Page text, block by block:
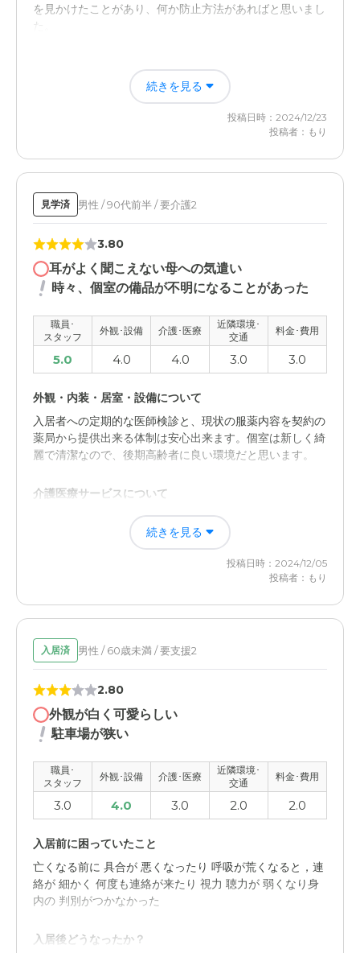
を見かけたことがあり、何か防止方法があればと思いまし
た。
コロナで面会不可の期間もスタッフからきめ細かなケアを
いただき、気難しい父もストレス少なかったようです。父
の様子は頻繁に電話連絡をいただき、安心してお任せ出来
続きを見る
投稿日時：2024/12/23
投稿者：もり
見学済 男性 / 90代前半 / 要介護2
3.80
耳がよく聞こえない母への気遣い
時々、個室の備品が不明になることがあった
職員･
スタッフ
外観･設備 介護･医療
近隣環境･
交通
料金･費用
5.0 4.0 4.0 3.0 3.0
外観・内装・居室・設備について
入居者への定期的な医師検診と、現状の服薬内容を契約の
薬局から提供出来る体制は安心出来ます。個室は新しく綺
麗で清潔なので、後期高齢者に良い環境だと思います。
介護医療サービスについて
紙オムツの不足が頻繁に発生していた時があり、スタッフ
によっては交換のタイミングが違い過ぎたのではと思う。
また、認知症の高齢者なので、歯ブラシやコップの紛失も
続きを見る
投稿日時：2024/12/05
投稿者：もり
入居済 男性 / 60歳未満 / 要支援2
2.80
外観が白く可愛らしい
駐車場が狭い
職員･
スタッフ
外観･設備 介護･医療
近隣環境･
交通
料金･費用
3.0 4.0 3.0 2.0 2.0
入居前に困っていたこと
亡くなる前に 具合が 悪くなったり 呼吸が荒くなると，連
絡が 細かく 何度も連絡が来たり 視力 聴力が 弱くなり身
内の 判別がつかなかった
入居後どうなったか？